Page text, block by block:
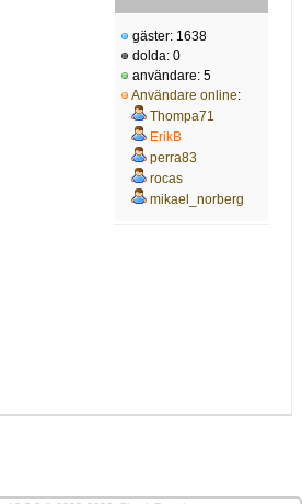
gäster: 1638
dolda: 0
användare: 5
Användare online:
Thompa71
ErikB
perra83
rocas
mikael_norberg